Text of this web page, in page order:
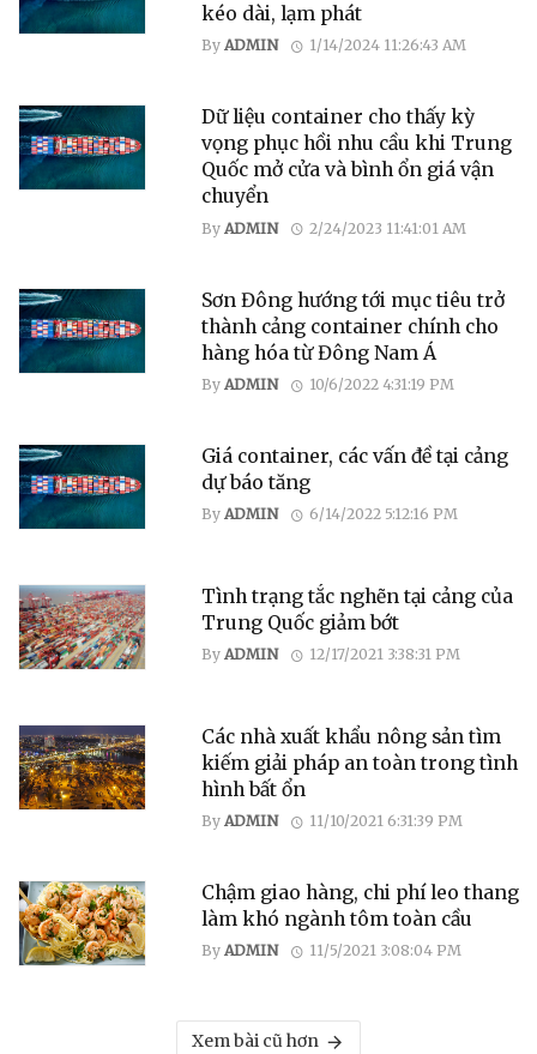
kéo dài, lạm phát
By ADMIN 1/14/2024 11:26:43 AM
Dữ liệu container cho thấy kỳ
vọng phục hồi nhu cầu khi Trung
Quốc mở cửa và bình ổn giá vận
chuyển
By ADMIN 2/24/2023 11:41:01 AM
Sơn Đông hướng tới mục tiêu trở
thành cảng container chính cho
hàng hóa từ Đông Nam Á
By ADMIN 10/6/2022 4:31:19 PM
Giá container, các vấn đề tại cảng
dự báo tăng
By ADMIN 6/14/2022 5:12:16 PM
Tình trạng tắc nghẽn tại cảng của
Trung Quốc giảm bớt
By ADMIN 12/17/2021 3:38:31 PM
Các nhà xuất khẩu nông sản tìm
kiếm giải pháp an toàn trong tình
hình bất ổn
By ADMIN 11/10/2021 6:31:39 PM
Chậm giao hàng, chi phí leo thang
làm khó ngành tôm toàn cầu
By ADMIN 11/5/2021 3:08:04 PM
Xem bài cũ hơn